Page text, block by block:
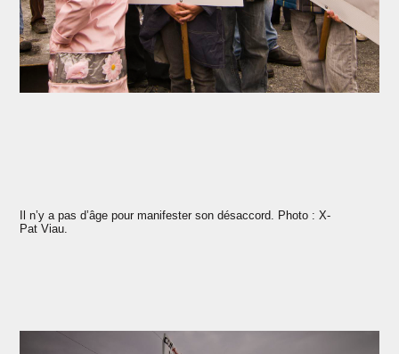
Il n’y a pas d’âge pour manifester son désaccord. Photo : X-
Pat Viau.